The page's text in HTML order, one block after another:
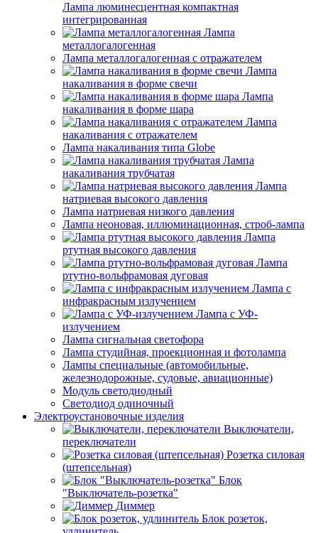
Лампа люминесцентная компактная
интегрированная
Лампа
металлогалогенная
Лампа металлогалогенная с отражателем
Лампа
накаливания в форме свечи
Лампа
накаливания в форме шара
Лампа
накаливания с отражателем
Лампа накаливания типа Globe
Лампа
накаливания трубчатая
Лампа
натриевая высокого давления
Лампа натриевая низкого давления
Лампа неоновая, иллюминационная, строб-лампа
Лампа
ртутная высокого давления
Лампа
ртутно-вольфрамовая дуговая
Лампа с
инфракрасным излучением
Лампа с УФ-
излучением
Лампа сигнальная светофора
Лампа студийная, проекционная и фотолампа
Лампы специальные (автомобильные,
железнодорожные, судовые, авиационные)
Модуль светодиодный
Светодиод одиночный
Электроустановочные изделия
Выключатели,
переключатели
Розетка силовая
(штепсельная)
Блок
"Выключатель-розетка"
Диммер
Блок розеток,